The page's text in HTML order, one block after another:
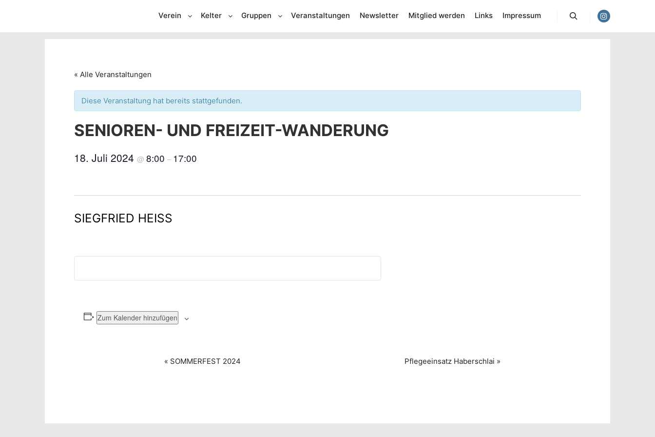
Verein Kelter Gruppen Veranstaltungen Newsletter Mitglied werden Links Impressum
« Alle Veranstaltungen
Diese Veranstaltung hat bereits stattgefunden.
SENIOREN- UND FREIZEIT-WANDERUNG
18. Juli 2024 @ 8:00 – 17:00
SIEGFRIED HEISS
Zum Kalender hinzufügen
VERANSTALTUNG-
« SOMMERFEST 2024 Pflegeeinsatz Haberschlai »